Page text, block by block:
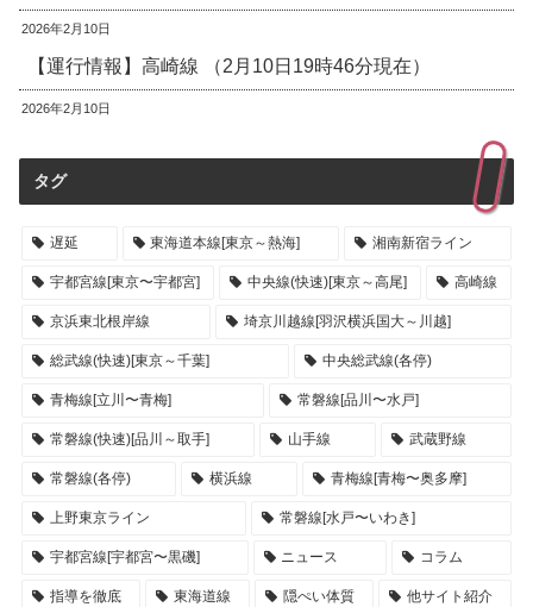
2026年2月10日
【運行情報】高崎線 （2月10日19時46分現在）
2026年2月10日
タグ
遅延 東海道本線[東京～熱海] 湘南新宿ライン
宇都宮線[東京〜宇都宮] 中央線(快速)[東京～高尾] 高崎線
京浜東北根岸線 埼京川越線[羽沢横浜国大～川越]
総武線(快速)[東京～千葉] 中央総武線(各停)
青梅線[立川〜青梅] 常磐線[品川〜水戸]
常磐線(快速)[品川～取手] 山手線 武蔵野線
常磐線(各停) 横浜線 青梅線[青梅〜奥多摩]
上野東京ライン 常磐線[水戸〜いわき]
宇都宮線[宇都宮〜黒磯] ニュース コラム
指導を徹底 東海道線 隠ぺい体質 他サイト紹介